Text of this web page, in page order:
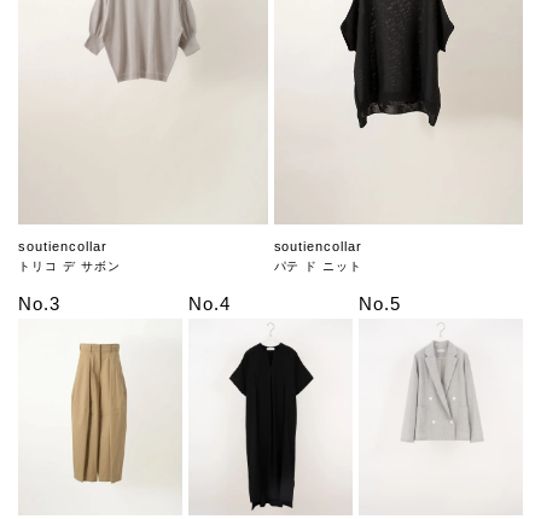
soutiencollar
トリコ デ サボン
soutiencollar
パテ ド ニット
No.3 No.4 No.5